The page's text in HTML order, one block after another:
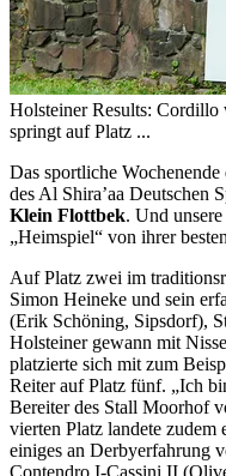
Holsteiner Results:
springt auf Platz ...
Das sportliche
des Al Shira’aa Deutschen
Klein Flottbek. Und
„Heimspiel“ von ihrer
Auf Platz zwei im
Simon Heineke und sein
(Erik Schöning, Sipsdorf),
Holsteiner gewann mit
platzierte sich mit zum
Reiter auf Platz fünf. „Ich
Bereiter des Stall Moorhof
vierten Platz landete zudem
einiges an Derbyerfahrung